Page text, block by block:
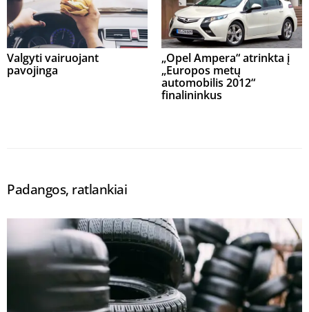
Valgyti vairuojant
pavojinga
„Opel Ampera“ atrinkta į
„Europos metų
automobilis 2012“
finalininkus
Padangos, ratlankiai